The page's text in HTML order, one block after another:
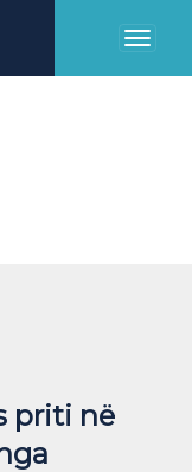
Toggle
priti në